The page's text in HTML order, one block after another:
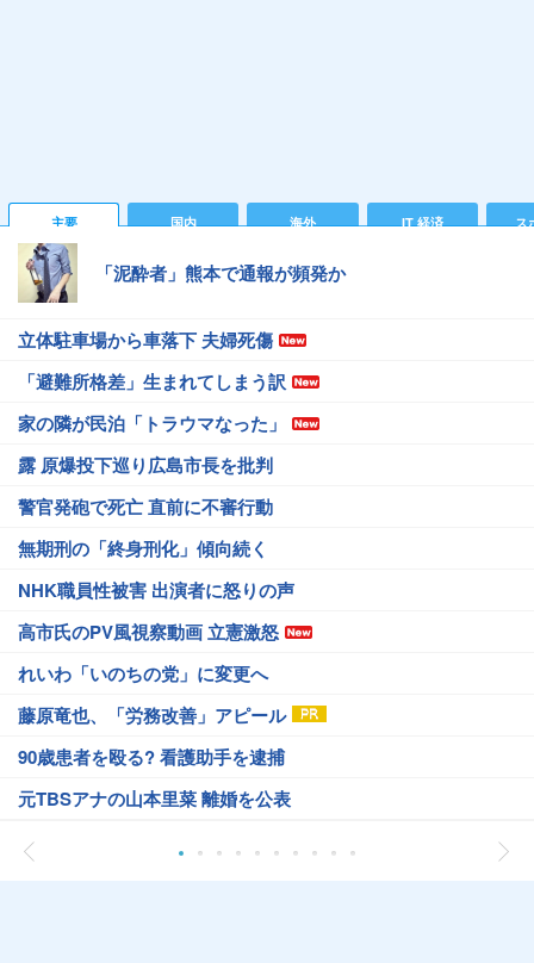
主要 国内 海外 IT 経済 ス
「泥酔者」熊本で通報が頻発か
立体駐車場から車落下 夫婦死傷
「避難所格差」生まれてしまう訳
家の隣が民泊「トラウマなった」
露 原爆投下巡り広島市長を批判
警官発砲で死亡 直前に不審行動
無期刑の「終身刑化」傾向続く
NHK職員性被害 出演者に怒りの声
高市氏のPV風視察動画 立憲激怒
れいわ「いのちの党」に変更へ
藤原竜也、「労務改善」アピール
90歳患者を殴る? 看護助手を逮捕
元TBSアナの山本里菜 離婚を公表